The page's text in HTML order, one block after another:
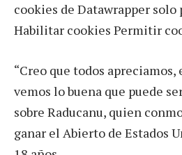
cookies de Datawrapper solo
Habilitar cookies Permitir
“Creo que todos
vemos lo buena que puede
sobre Raducanu, quien
ganar el Abierto de Estados